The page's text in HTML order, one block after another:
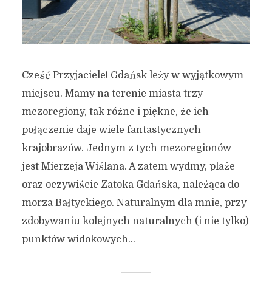
Cześć Przyjaciele! Gdańsk leży w wyjątkowym
miejscu. Mamy na terenie miasta trzy
mezoregiony, tak różne i piękne, że ich
połączenie daje wiele fantastycznych
krajobrazów. Jednym z tych mezoregionów
jest Mierzeja Wiślana. A zatem wydmy, plaże
oraz oczywiście Zatoka Gdańska, należąca do
morza Bałtyckiego. Naturalnym dla mnie, przy
zdobywaniu kolejnych naturalnych (i nie tylko)
punktów widokowych...